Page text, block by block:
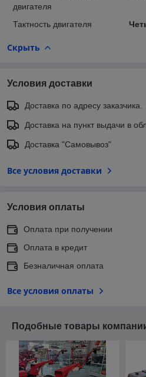
двигателя
Тактность двигателя
Скрыть
Условия доставки
Доставка по адресу заказчика.
Доставка на пункт выдачи в
Доставка "Самовывоз"
Все условия доставки
Условия оплаты
Оплата при получении
Оплата в кредит
Безналичная оплата
Все условия оплаты
Подобные товары